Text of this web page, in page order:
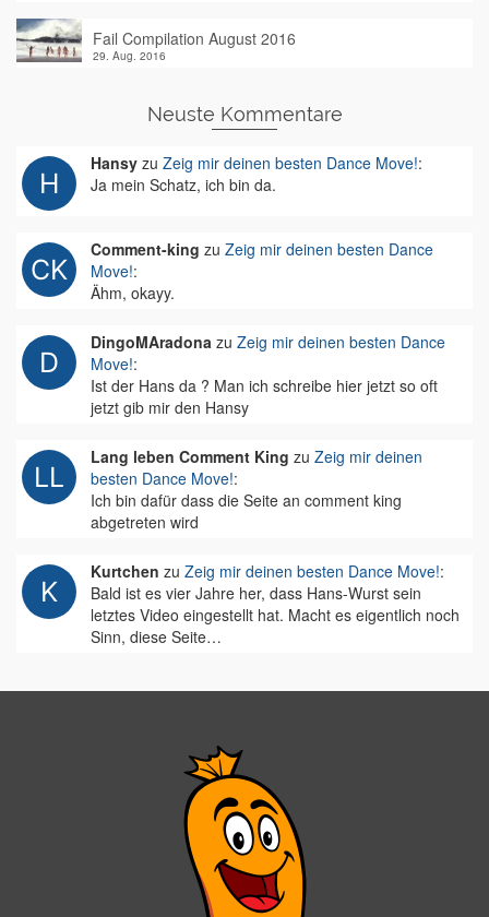
Fail Compilation August 2016
29. Aug. 2016
Neuste Kommentare
Hansy zu Zeig mir deinen besten Dance Move!:
Ja mein Schatz, ich bin da.
Comment-king zu Zeig mir deinen besten Dance
Move!:
Ähm, okayy.
DingoMAradona zu Zeig mir deinen besten Dance
Move!:
Ist der Hans da ? Man ich schreibe hier jetzt so oft
jetzt gib mir den Hansy
Lang leben Comment King zu Zeig mir deinen
besten Dance Move!:
Ich bin dafür dass die Seite an comment king
abgetreten wird
Kurtchen zu Zeig mir deinen besten Dance Move!:
Bald ist es vier Jahre her, dass Hans-Wurst sein
letztes Video eingestellt hat. Macht es eigentlich noch
Sinn, diese Seite…